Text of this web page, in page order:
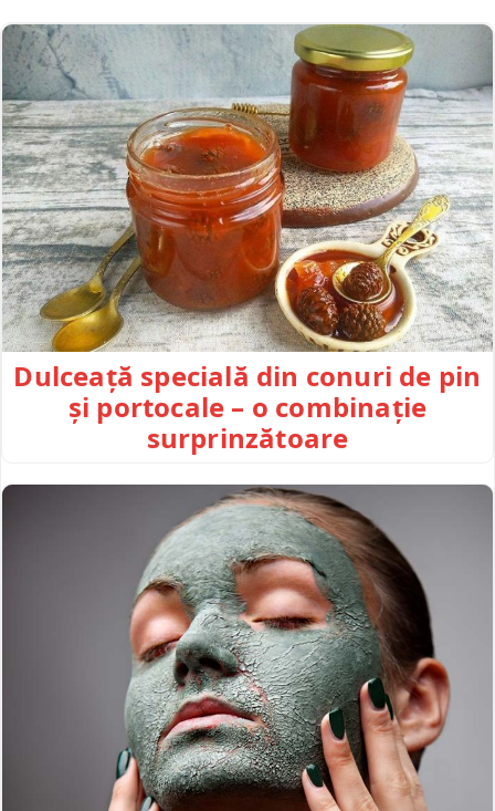
Dulceață specială din conuri de pin
și portocale – o combinație
surprinzătoare